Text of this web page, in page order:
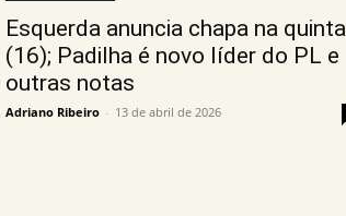
Esquerda anuncia chapa na quinta
(16); Padilha é novo líder do PL e
outras notas
Adriano Ribeiro - 13 de abril de 2026